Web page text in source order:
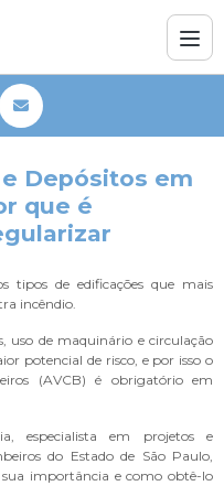
Depósitos em
que é
tipos de edificações que mais
incêndio.
uso de maquinário e circulação
potencial de risco, e por isso o
(AVCB) é obrigatório em
especialista em projetos e
do Estado de São Paulo,
importância e como obtê-lo